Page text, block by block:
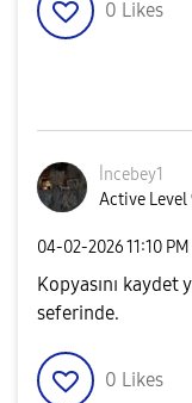
0 Likes
İncebey1
Active Level
‎04-02-202611:10 PM
Kopyasını
seferinde.
0 Likes